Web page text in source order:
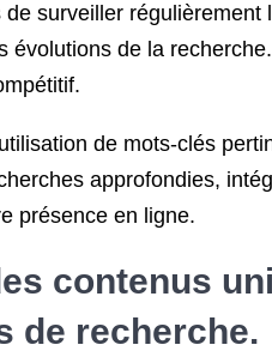
de surveiller
évolutions de la
de mots-clés
approfondies,
présence en ligne.
contenus
de recherche.